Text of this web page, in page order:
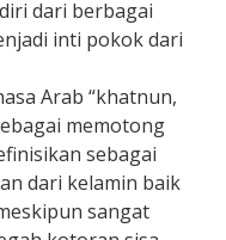
dari berbagai
inti pokok dari
Arab “khatnun,
memotong
sebagai
dari kelamin baik
sangat